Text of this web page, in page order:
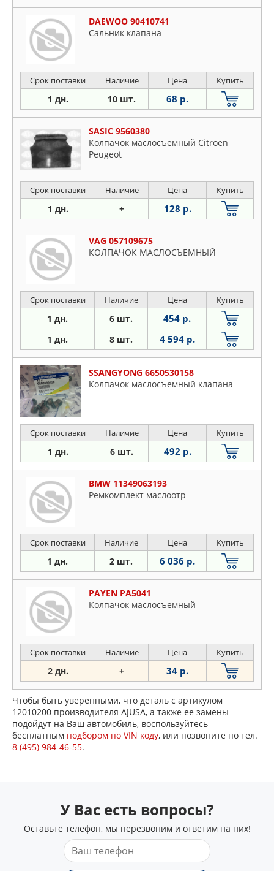
DAEWOO 90410741
Сальник клапана
Срок поставки Наличие Цена Купить
1 дн. 10 шт. 68 р.
SASIC 9560380
Колпачок маслосъёмный Citroen
Peugeot
Срок поставки Наличие Цена Купить
1 дн. + 128 р.
VAG 057109675
КОЛПАЧОК МАСЛОСЪЕМНЫЙ
Срок поставки Наличие Цена Купить
1 дн. 6 шт. 454 р.
1 дн. 8 шт. 4 594 р.
SSANGYONG 6650530158
Колпачок маслосъемный клапана
Срок поставки Наличие Цена Купить
1 дн. 6 шт. 492 р.
BMW 11349063193
Ремкомплект маслоотр
Срок поставки Наличие Цена Купить
1 дн. 2 шт. 6 036 р.
PAYEN PA5041
Колпачок маслосъемный
Срок поставки Наличие Цена Купить
2 дн. + 34 р.
Чтобы быть уверенными, что деталь с артикулом
12010200 производителя AJUSA, а также ее замены
подойдут на Ваш автомобиль, воспользуйтесь
бесплатным подбором по VIN коду, или позвоните по тел.
8 (495) 984-46-55.
У Вас есть вопросы?
Оставьте телефон, мы перезвоним и ответим на них!